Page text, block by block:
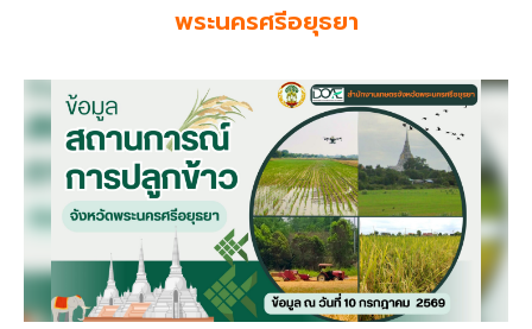
พระนครศรีอยุธยา